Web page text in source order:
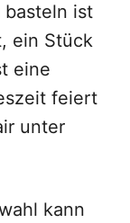
basteln ist
ein Stück
eine
feiert
unter
kann